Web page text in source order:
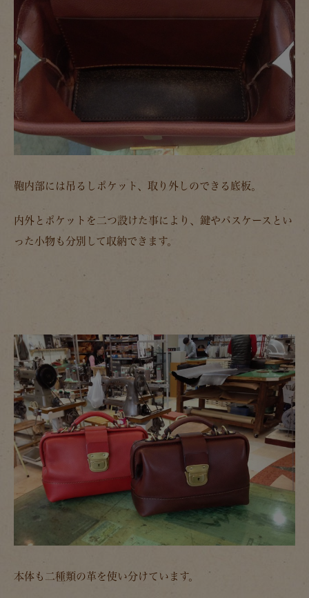
鞄内部には吊るしポケット、取り外しのできる底板。
内外とポケットを二つ設けた事により、鍵やパスケースとい
った小物も分別して収納できます。
本体も二種類の革を使い分けています。